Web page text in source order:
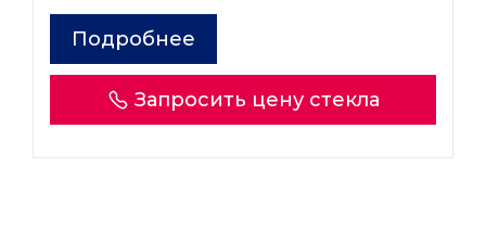
Подробнее
Запросить цену стекла